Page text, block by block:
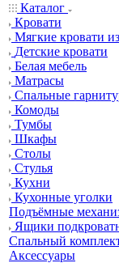
Каталог
Кровати
Мягкие кровати
Детские кровати
Белая мебель
Матрасы
Спальные
Комоды
Тумбы
Шкафы
Столы
Стулья
Кухни
Кухонные уголки
Подъёмные
Ящики
Спальный
Аксессуары